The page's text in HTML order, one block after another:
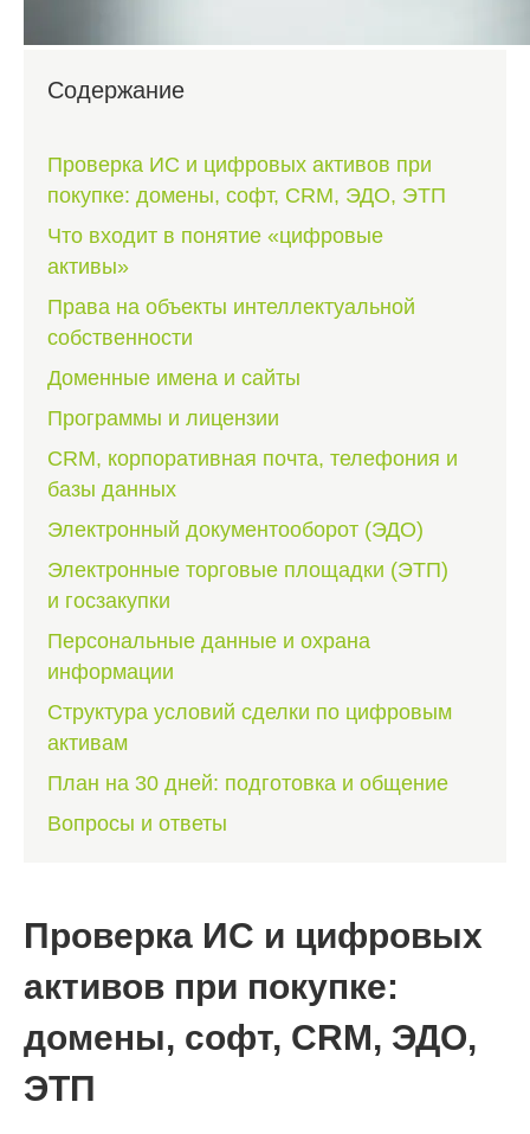
Содержание
Проверка ИС и цифровых активов при
покупке: домены, софт, CRM, ЭДО, ЭТП
Что входит в понятие «цифровые
активы»
Права на объекты интеллектуальной
собственности
Доменные имена и сайты
Программы и лицензии
CRM, корпоративная почта, телефония и
базы данных
Электронный документооборот (ЭДО)
Электронные торговые площадки (ЭТП)
и госзакупки
Персональные данные и охрана
информации
Структура условий сделки по цифровым
активам
План на 30 дней: подготовка и общение
Вопросы и ответы
Проверка ИС и цифровых
активов при покупке:
домены, софт, CRM, ЭДО,
ЭТП